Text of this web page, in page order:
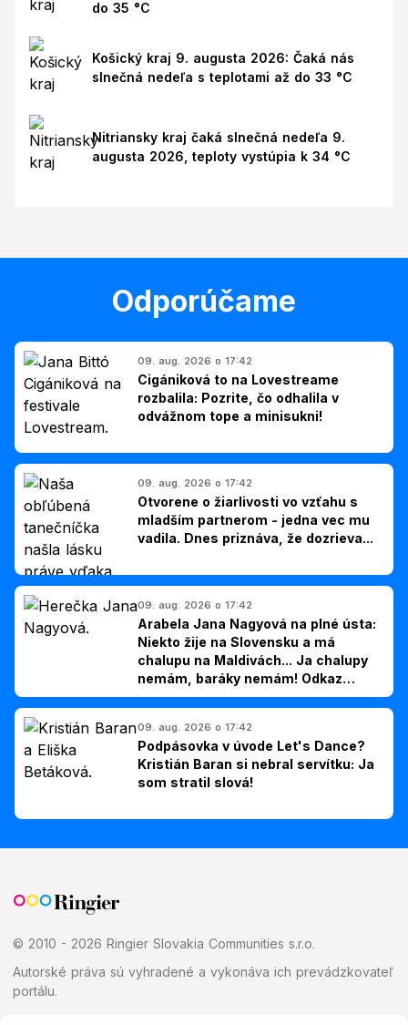
do 35 °C
Košický kraj 9. augusta 2026: Čaká nás
slnečná nedeľa s teplotami až do 33 °C
Nitriansky kraj čaká slnečná nedeľa 9.
augusta 2026, teploty vystúpia k 34 °C
Odporúčame
09. aug. 2026 o 17:42
Cigániková to na Lovestreame
rozbalila: Pozrite, čo odhalila v
odvážnom tope a minisukni!
09. aug. 2026 o 17:42
Otvorene o žiarlivosti vo vzťahu s
mladším partnerom - jedna vec mu
vadila. Dnes priznáva, že dozrieva...
09. aug. 2026 o 17:42
Arabela Jana Nagyová na plné ústa:
Niekto žije na Slovensku a má
chalupu na Maldivách... Ja chalupy
nemám, baráky nemám! Odkaz
Slovákom
09. aug. 2026 o 17:42
Podpásovka v úvode Let's Dance?
Kristián Baran si nebral servítku: Ja
som stratil slová!
© 2010 - 2026 Ringier Slovakia Communities s.r.o.
Autorské práva sú vyhradené a vykonáva ich prevádzkovateľ
portálu.